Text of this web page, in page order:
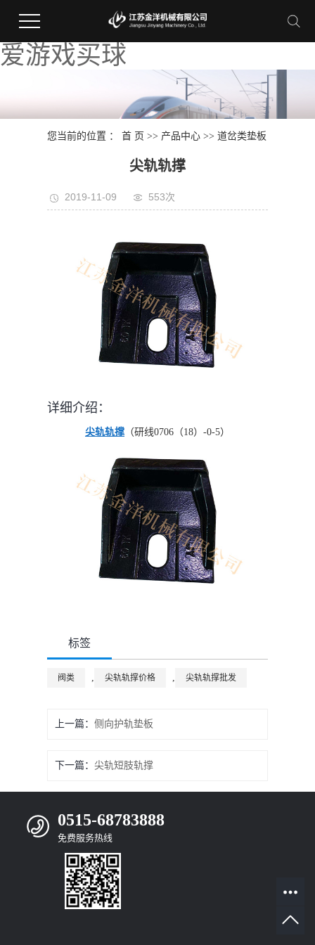
爱游戏买球
您当前的位置 ：首 页 >> 产品中心 >>道岔类垫板
尖轨轨撑
2019-11-09 553次
详细介绍：
尖轨轨撑 （研线0706（18）-0-5）
标签
阀类 , 尖轨轨撑价格 , 尖轨轨撑批发
上一篇：侧向护轨垫板
下一篇：尖轨短肢轨撑
0515-68783888
免费服务热线